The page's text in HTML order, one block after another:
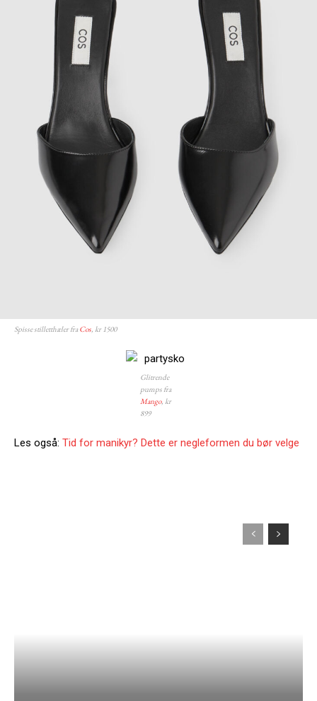
Spisse stilletthæler fraCos, kr 1500
Glitrende
pumps fra
Mango, kr
899
Les også: Tid for manikyr? Dette er negleformen du bør velge